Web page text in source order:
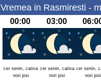
Vremea in Rasmiresti -
00:00 03:00
cer senin, cativa
nori josi
cer senin, cativa
nori josi
cer senin,
nori josi